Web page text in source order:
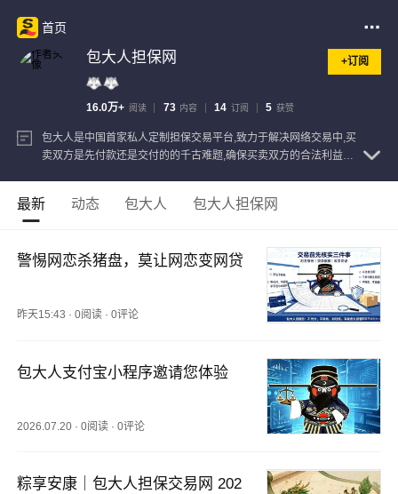
首页
包大人担保网 +订阅
16.0万+ 阅读 73 内容 14 订阅 5 获赞
包大人是中国首家私人定制担保交易平台,致力于解决网络交易中,买
卖双方是先付款还是交付的的千古难题,确保买卖双方的合法利益，
最新 动态 包大人 包大人担保网
警惕网恋杀猪盘，莫让网恋变网贷
昨天15:43 ·0阅读 ·0评论
包大人支付宝小程序邀请您体验
2026.07.20 ·0阅读 ·0评论
粽享安康｜包大人担保交易网 202